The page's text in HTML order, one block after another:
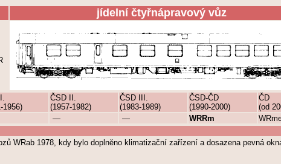
jídelní čtyřnápravový vůz
1956)
ČSD II.
(1957-1982)
ČSD III.
(1983-1989)
ČSD-ČD
(1990-2000)
ČD
(od
— — WRRm
WRab 1978, kdy bylo doplněno klimatizační zařízení a dosazena pevná